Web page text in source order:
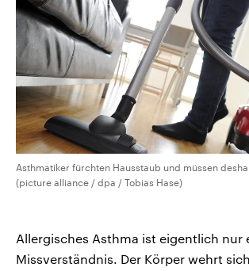
Asthmatiker fürchten Hausstaub und müssen
(picture alliance / dpa / Tobias Hase)
Allergisches Asthma ist eigentlich nur
Missverständnis. Der Körper wehrt